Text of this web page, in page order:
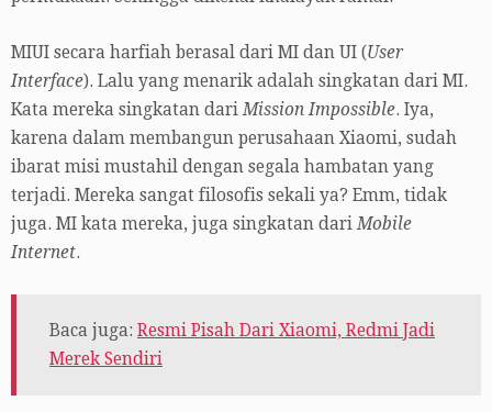
MIUI secara harfiah berasal dari MI dan UI (User
Interface). Lalu yang menarik adalah singkatan dari MI.
Kata mereka singkatan dariMission Impossible. Iya,
karena dalam membangun perusahaan Xiaomi, sudah
ibarat misi mustahil dengan segala hambatan yang
terjadi. Mereka sangat filosofis sekali ya? Emm, tidak
juga. MI kata mereka, juga singkatan dariMobile
Internet.
Baca juga: Resmi Pisah Dari Xiaomi, Redmi Jadi
Merek Sendiri